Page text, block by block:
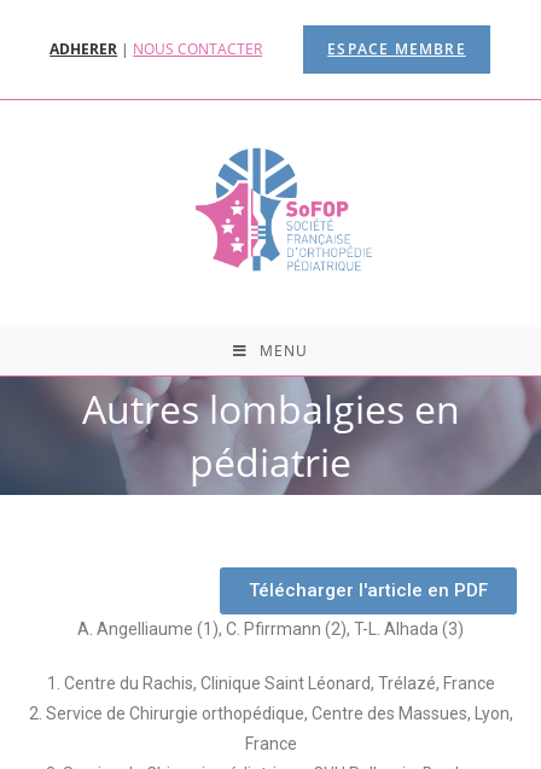
ADHERER | NOUS CONTACTER ESPACE MEMBRE
MENU
Autres lombalgies en
pédiatrie
Télécharger l'article en PDF
A. Angelliaume (1), C. Pfirrmann (2), T-L. Alhada (3)
1. Centre du Rachis, Clinique Saint Léonard, Trélazé, France
2. Service de Chirurgie orthopédique, Centre des Massues, Lyon,
France